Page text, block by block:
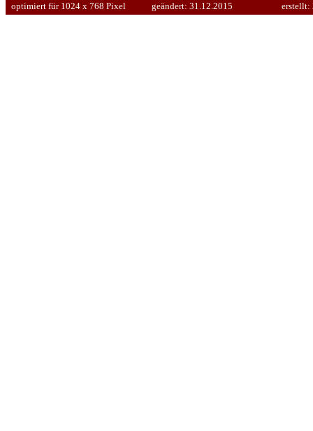
optimiert für 1024 x 768 Pixel geändert: 31.12.2015 erstellt: